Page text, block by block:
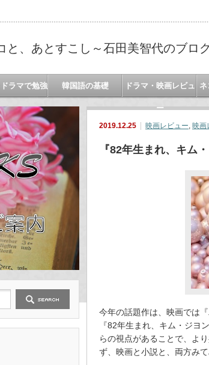
と、あとすこし～石田美智代のブロ
ラマで勉強 韓国語の基礎 ドラマ・映画レビュ
ー
2019.12.25 映画レビュー, 映画
『82年生まれ、キム
今年の話題作は、映画では
『82年生まれ、キム・ジヨ
らの視点があることで、よ
ず、映画と小説と、両方みて